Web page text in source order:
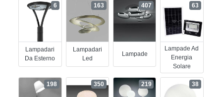
Lampadari
Da Esterno
6
Lampadari
Led
163
Lampade
407
Lampade Ad
Energia
Solare
63
198 350 219 38